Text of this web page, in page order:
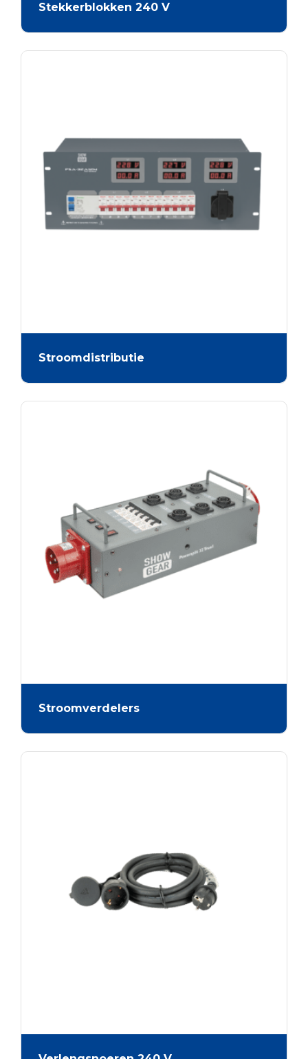
Stekkerblokken 240 V
Stroomdistributie
Stroomverdelers